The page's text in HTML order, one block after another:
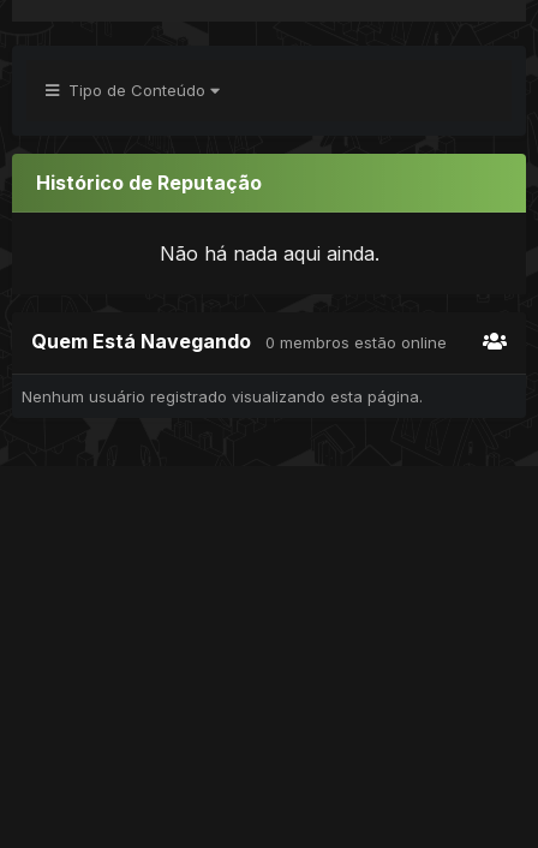
Tipo de Conteúdo
Histórico de Reputação
Não há nada aqui ainda.
Quem Está Navegando 0 membros estão online
Nenhum usuário registrado visualizando esta página.